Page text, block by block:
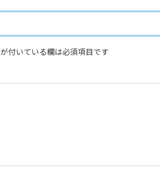
が付いている欄は必須項目です